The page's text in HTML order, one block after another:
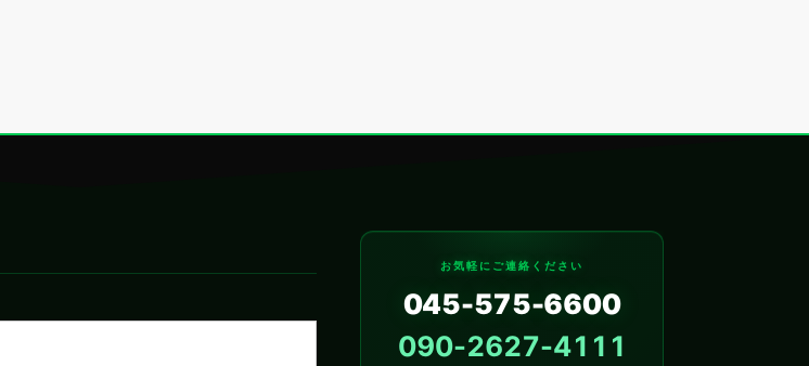
お気軽にご連絡ください
045-575-6600
090-2627-4111